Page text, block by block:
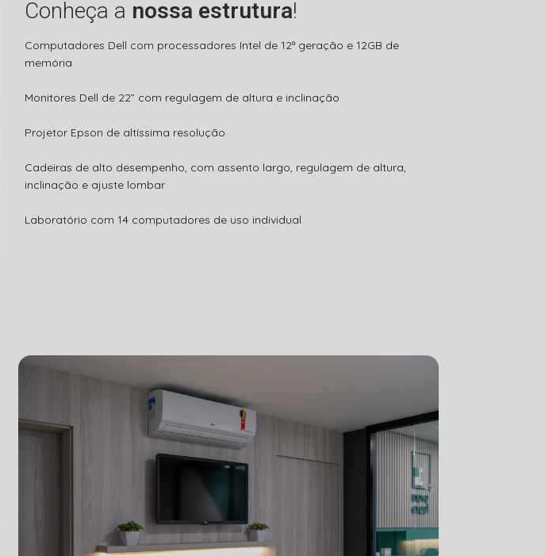
Conheça a nossa estrutura!
Computadores Dell com processadores Intel de 12ª geração e 12GB de
memória
Monitores Dell de 22” com regulagem de altura e inclinação
Projetor Epson de altíssima resolução
Cadeiras de alto desempenho, com assento largo, regulagem de altura,
inclinação e ajuste lombar
Laboratório com 14 computadores de uso individual